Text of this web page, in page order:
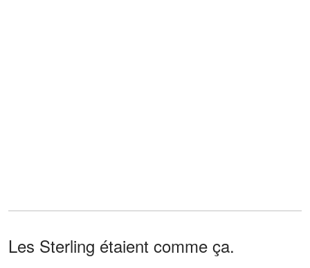
Les Sterling étaient comme ça.